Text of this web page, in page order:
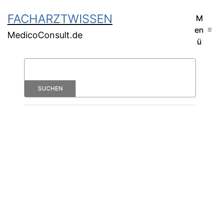
FACHARZTWISSEN
MedicoConsult.de
M
en
ü